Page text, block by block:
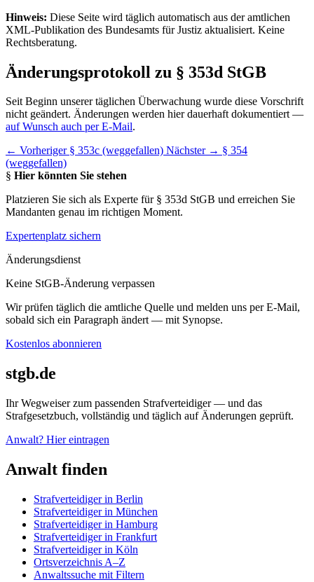
Hinweis: Diese Seite wird täglich automatisch aus der amtlichen
XML-Publikation des Bundesamts für Justiz aktualisiert. Keine
Rechtsberatung.
Änderungsprotokoll zu § 353d StGB
Seit Beginn unserer täglichen Überwachung wurde diese Vorschrift
nicht geändert. Änderungen werden hier dauerhaft dokumentiert —
auf Wunsch auch per E-Mail.
← Vorheriger § 353c (weggefallen) Nächster → § 354
(weggefallen)
§ Hier könnten Sie stehen
Platzieren Sie sich als Experte für § 353d StGB und erreichen Sie
Mandanten genau im richtigen Moment.
Expertenplatz sichern
Änderungsdienst
Keine StGB-Änderung verpassen
Wir prüfen täglich die amtliche Quelle und melden uns per E-Mail,
sobald sich ein Paragraph ändert — mit Synopse.
Kostenlos abonnieren
stgb.de
Ihr Wegweiser zum passenden Strafverteidiger — und das
Strafgesetzbuch, vollständig und täglich auf Änderungen geprüft.
Anwalt? Hier eintragen
Anwalt finden
Strafverteidiger in Berlin
Strafverteidiger in München
Strafverteidiger in Hamburg
Strafverteidiger in Frankfurt
Strafverteidiger in Köln
Ortsverzeichnis A–Z
Anwaltssuche mit Filtern